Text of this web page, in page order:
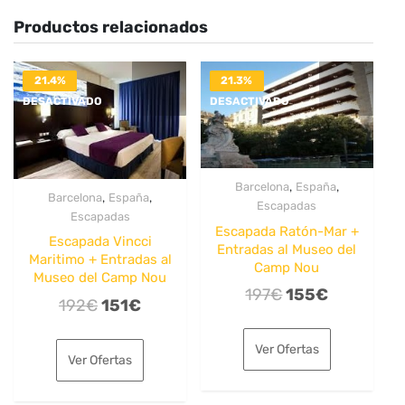
Productos relacionados
21.4%
DESACTIVADO
Barcelona, España,
Escapadas
Escapada Vincci
Maritimo + Entradas al
Museo del Camp Nou
192€El
original
era:
151€El
es:
Ver Ofertas
21.3%
DESACTIVADO
Barcelona, España,
Escapadas
Escapada Ratón-Mar +
Entradas al Museo del
Camp Nou
197€El
original
era:
155€El
es:
Ver Ofertas